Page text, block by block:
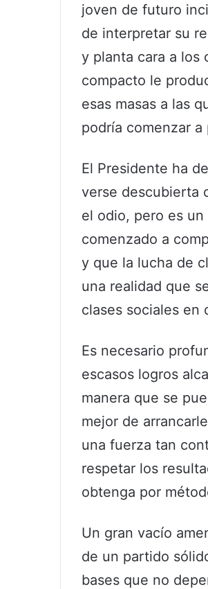
joven de futuro
de interpretar su
y planta cara a los
compacto le
esas masas a las
podría comenzar
El Presidente ha
verse descubierta
el odio, pero es
comenzado a
y que la lucha de
una realidad que
clases sociales en
Es necesario
escasos logros
manera que se
mejor de
una fuerza tan
respetar los
obtenga por
Un gran vacío
de un partido
bases que no